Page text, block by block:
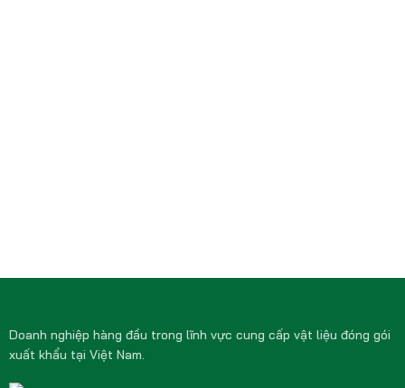
Doanh nghiệp hàng đầu trong lĩnh vực cung cấp vật liệu đóng gói
xuất khẩu tại Việt Nam.